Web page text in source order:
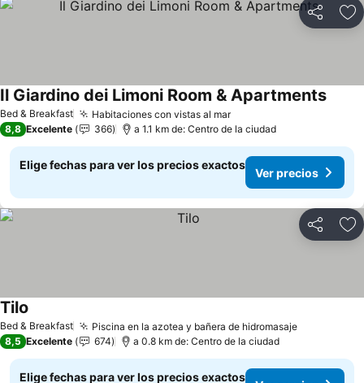
Compartir
Bed & Breakfast Habitaciones con vistas al mar
Il Giardino dei Limoni Room & Apartments
8,8 Excelente 366 a 1.1 km de: Centro de la ciudad
Elige fechas para ver los precios exactos
Ver precios
Compartir
Bed & Breakfast Piscina en la azotea y bañera de hidromasaje
Tilo
8,5 Excelente 674 a 0.8 km de: Centro de la ciudad
Elige fechas para ver los precios exactos